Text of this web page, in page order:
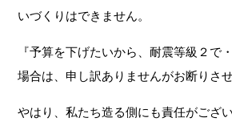
いづくりはできません。
『予算を下げたいから、耐震等級２で
場合は、申し訳ありませんがお断りさ
やはり、私たち造る側にも責任がござい